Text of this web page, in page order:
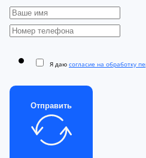
Я даю согласие на обработку
Отправить